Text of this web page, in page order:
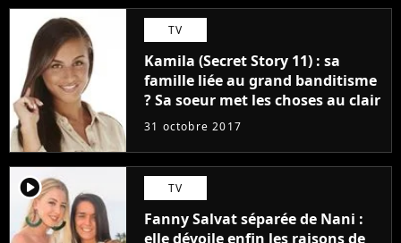
TV
Kamila (Secret Story 11) : sa
famille liée au grand banditisme
? Sa soeur met les choses au clair
31 octobre 2017
player2 TV
Fanny Salvat séparée de Nani :
elle dévoile enfin les raisons de